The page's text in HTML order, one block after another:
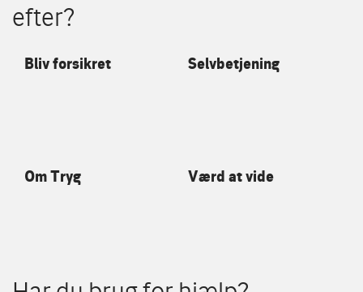
efter?
Bliv forsikret Selvbetjening
Om Tryg Værd at vide